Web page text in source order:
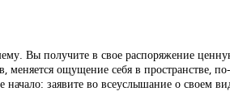
Вы получите в свое распоряжение
ощущение себя в пространстве,
начало: заявите во всеуслышание о своем